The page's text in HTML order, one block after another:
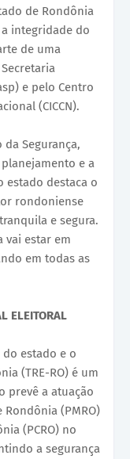
de Rondônia
integridade do
de uma
e pelo Centro
(CICCN).
da Segurança,
e a
estado destaca o
rondoniense
e segura.
vai estar em
em todas as
ELEITORAL
estado e o
(TRE-RO) é um
prevê a atuação
(PMRO)
(PCRO) no
a segurança